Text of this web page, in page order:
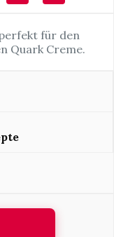
für den
Quark Creme.